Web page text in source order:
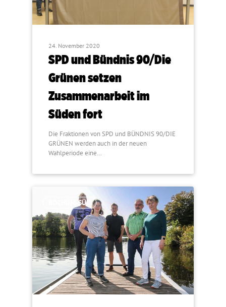
24. November 2020
SPD und Bündnis 90/Die
Grünen setzen
Zusammenarbeit im
Süden fort
Die Fraktionen von SPD und BÜNDNIS 90/DIE
GRÜNEN werden auch in der neuen
Wahlperiode eine…
BOCHUM-SÜD